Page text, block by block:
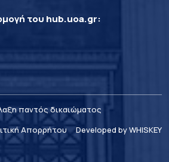
του hub.uoa.gr:
παντός δικαιώματος
Απορρήτου
Developed by WHISKEY